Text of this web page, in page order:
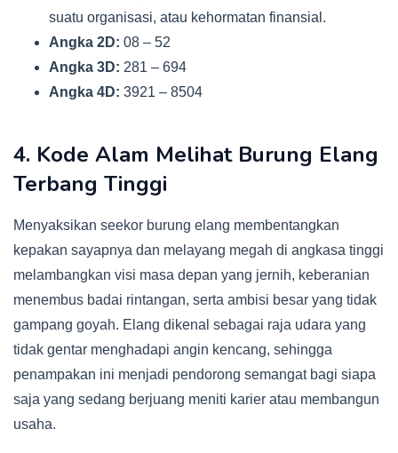
suatu organisasi, atau kehormatan finansial.
Angka 2D: 08 – 52
Angka 3D: 281 – 694
Angka 4D: 3921 – 8504
4. Kode Alam Melihat Burung Elang
Terbang Tinggi
Menyaksikan seekor burung elang membentangkan
kepakan sayapnya dan melayang megah di angkasa tinggi
melambangkan visi masa depan yang jernih, keberanian
menembus badai rintangan, serta ambisi besar yang tidak
gampang goyah. Elang dikenal sebagai raja udara yang
tidak gentar menghadapi angin kencang, sehingga
penampakan ini menjadi pendorong semangat bagi siapa
saja yang sedang berjuang meniti karier atau membangun
usaha.